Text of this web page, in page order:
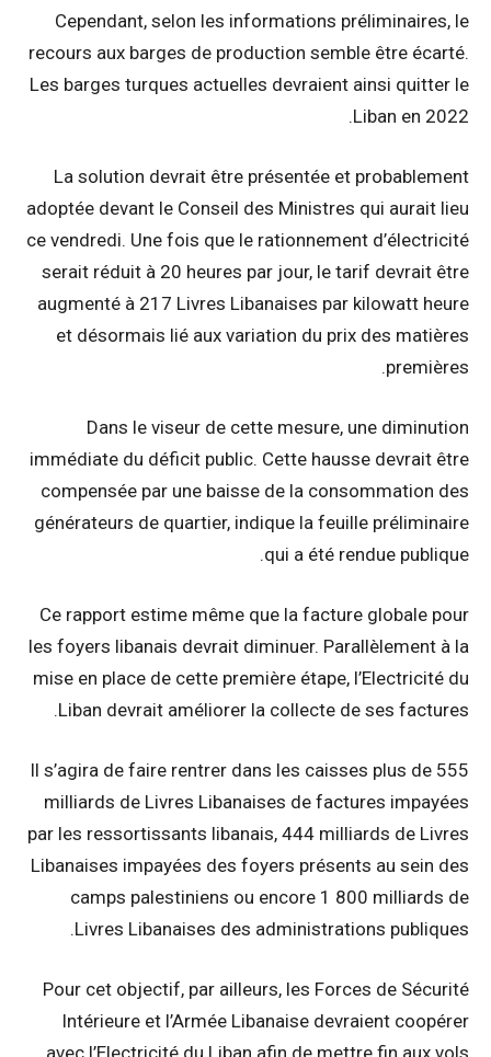
Cependant, selon les informations préliminaires, le
recours aux barges de production semble être écarté.
Les barges turques actuelles devraient ainsi quitter le
Liban en 2022.
La solution devrait être présentée et probablement
adoptée devant le Conseil des Ministres qui aurait lieu
ce vendredi. Une fois que le rationnement d’électricité
serait réduit à 20 heures par jour, le tarif devrait être
augmenté à 217 Livres Libanaises par kilowatt heure
et désormais lié aux variation du prix des matières
premières.
Dans le viseur de cette mesure, une diminution
immédiate du déficit public. Cette hausse devrait être
compensée par une baisse de la consommation des
générateurs de quartier, indique la feuille préliminaire
qui a été rendue publique.
Ce rapport estime même que la facture globale pour
les foyers libanais devrait diminuer. Parallèlement à la
mise en place de cette première étape, l’Electricité du
Liban devrait améliorer la collecte de ses factures.
Il s’agira de faire rentrer dans les caisses plus de 555
milliards de Livres Libanaises de factures impayées
par les ressortissants libanais, 444 milliards de Livres
Libanaises impayées des foyers présents au sein des
camps palestiniens ou encore 1 800 milliards de
Livres Libanaises des administrations publiques.
Pour cet objectif, par ailleurs, les Forces de Sécurité
Intérieure et l’Armée Libanaise devraient coopérer
avec l’Electricité du Liban afin de mettre fin aux vols